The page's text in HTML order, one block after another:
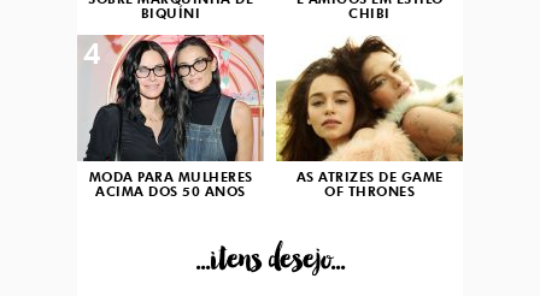
BIQUÍNI
CHIBI
MODA PARA MULHERES
ACIMA DOS 50 ANOS
4
AS ATRIZES DE GAME
OF THRONES
...itens desejo...